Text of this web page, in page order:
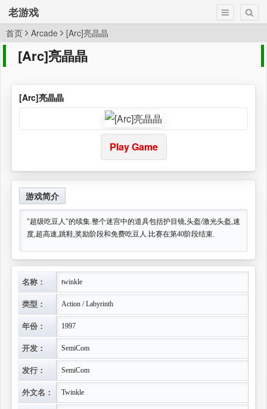
老游戏
首页 Arcade [Arc]亮晶晶
[Arc]亮晶晶
[Arc]亮晶晶
Play Game
游戏简介
"超级吃豆人"的续集.整个迷宫中的道具包括护目镜,头盔/激光头盔,速
度,超高速,跳鞋,奖励阶段和免费吃豆人.比赛在第40阶段结束.
名称： twinkle
类型： Action / Labyrinth
年份： 1997
开发： SemiCom
发行： SemiCom
外文名： Twinkle